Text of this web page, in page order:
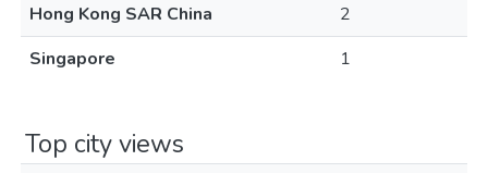
Hong Kong SAR China
2
Singapore
1
Top city views